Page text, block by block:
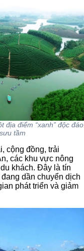
địa điểm “xanh” độc đáo
tầm
cộng đồng, trải
các khu vực nông
khách. Đây là tín
dần chuyển dịch
phát triển và giảm